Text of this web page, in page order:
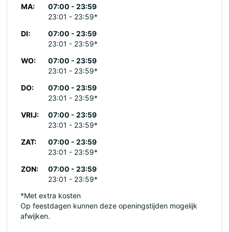
MA:
07:00 - 23:59
23:01 - 23:59*
DI:
07:00 - 23:59
23:01 - 23:59*
WO:
07:00 - 23:59
23:01 - 23:59*
DO:
07:00 - 23:59
23:01 - 23:59*
VRIJ:
07:00 - 23:59
23:01 - 23:59*
ZAT:
07:00 - 23:59
23:01 - 23:59*
ZON:
07:00 - 23:59
23:01 - 23:59*
*Met extra kosten
Op feestdagen kunnen deze openingstijden mogelijk
afwijken.